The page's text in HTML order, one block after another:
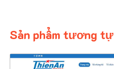
Sản phẩm tương tự